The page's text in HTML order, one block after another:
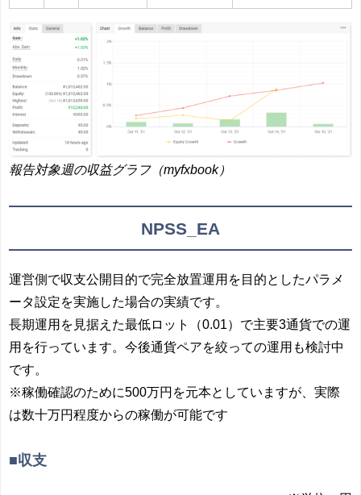
報告対象週の収益グラフ（myfxbook）
NPSS_EA
運営側で収支公開目的で完全放置運用を目的としたパラメ
ータ設定を実施した場合の実績です。
長期運用を見据えた最低ロット（0.01）で主要3通貨での運
用を行っています。今後通貨ペアを絞っての運用も検討中
です。
※稼働確認のために500万円を元本としていますが、実際
は数十万円程度からの稼働が可能です
■収支